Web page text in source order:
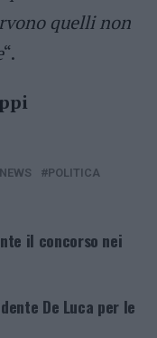
quelli non
“.
POLITICA
il concorso nei
De Luca per le